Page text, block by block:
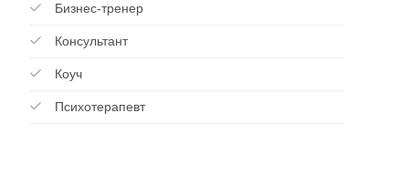
Бизнес-тренер
Консультант
Коуч
Психотерапевт